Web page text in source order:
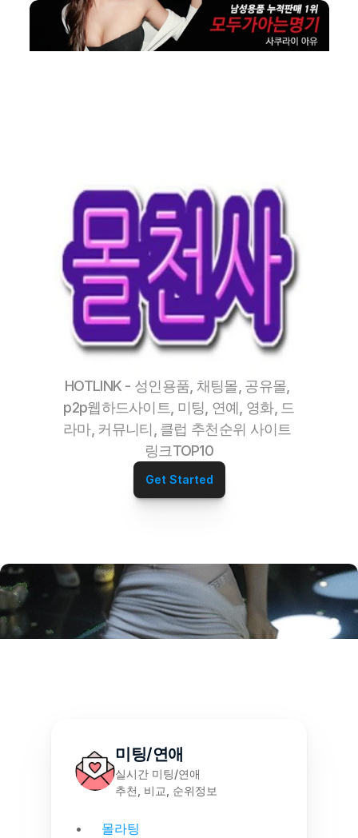
HOTLINK
HOTLINK - 성인용품, 채팅몰, 공유몰,
p2p웹하드사이트, 미팅, 연예, 영화, 드
라마, 커뮤니티, 클럽 추천순위 사이트
링크TOP10
Get Started
미팅/연애
실시간 미팅/연애
추천, 비교, 순위정보
몰라팅